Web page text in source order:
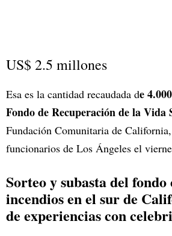
US$ 2.5 millones
Esa es la cantidad recaudada de
Fondo de Recuperación de la Vida
Fundación Comunitaria de
funcionarios de Los Ángeles el
Sorteo y subasta del
incendios en el sur de
de experiencias con